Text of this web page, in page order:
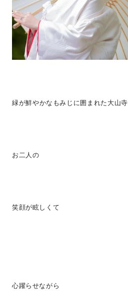
緑が鮮やかなもみじに囲まれた大山寺
お二人の
笑顔が眩しくて
心躍らせながら